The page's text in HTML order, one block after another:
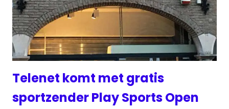
Telenet komt met gratis
sportzender Play Sports Open